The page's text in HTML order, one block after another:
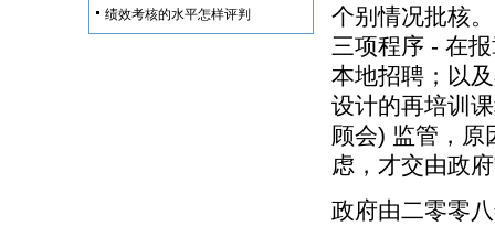
绩效考核的水平怎样评判
个别情况批核
三项程序 - 在
本地招聘；以
设计的再培训
顾会) 监管，原
虑，才交由政
政府由二零零